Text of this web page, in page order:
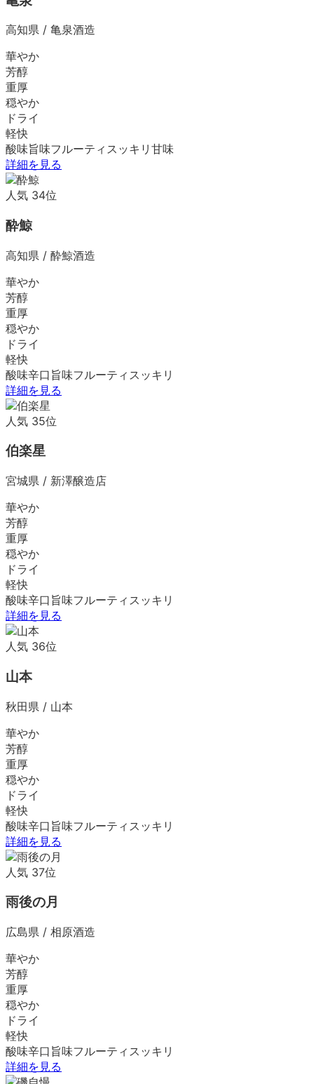
高知県 / 亀泉酒造
華やか
芳醇
重厚
穏やか
ドライ
軽快
酸味旨味フルーティ スッキリ 甘味
詳細を見る
人気 34位
酔鯨
高知県 / 酔鯨酒造
華やか
芳醇
重厚
穏やか
ドライ
軽快
酸味辛口 旨味フルーティ スッキリ
詳細を見る
人気 35位
伯楽星
宮城県 / 新澤醸造店
華やか
芳醇
重厚
穏やか
ドライ
軽快
酸味辛口 旨味フルーティ スッキリ
詳細を見る
人気 36位
山本
秋田県 / 山本
華やか
芳醇
重厚
穏やか
ドライ
軽快
酸味辛口 旨味フルーティ スッキリ
詳細を見る
人気 37位
雨後の月
広島県 / 相原酒造
華やか
芳醇
重厚
穏やか
ドライ
軽快
酸味辛口 旨味フルーティ スッキリ
詳細を見る